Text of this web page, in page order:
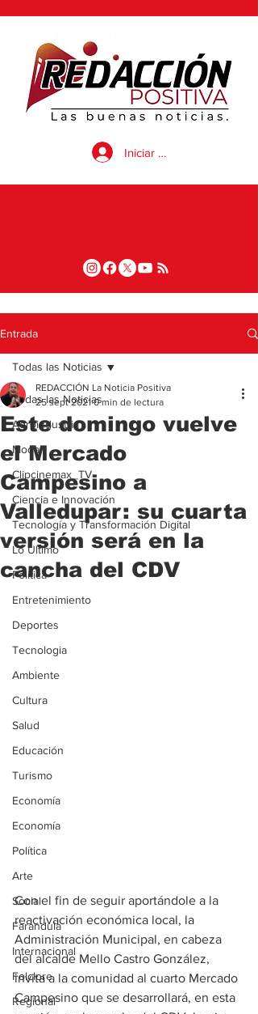
Iniciar sesión
Entrada
Todas las Noticias
Agroindustria
Moda
Clipcinemax_TV
Ciencia e Innovación
Tecnología y Transformación Digital
Lo Ultimo
Politica
Entretenimiento
Deportes
Tecnologia
Ambiente
Cultura
Salud
Educación
Turismo
Economía
Economía
Política
Arte
Social
Farandula
Internacional
Folclore
Regional
Todas las Noticias
Este domingo vuelve
el Mercado
Campesino a
Valledupar: su cuarta
versión será en la
cancha del CDV
REDACCIÓN La Noticia Positiva
25 sept 2021 0 min de lectura
Con el fin de seguir aportándole a la
reactivación económica local, la
Administración Municipal, en cabeza
del alcalde Mello Castro González,
invita a la comunidad al cuarto Mercado
Campesino que se desarrollará, en esta